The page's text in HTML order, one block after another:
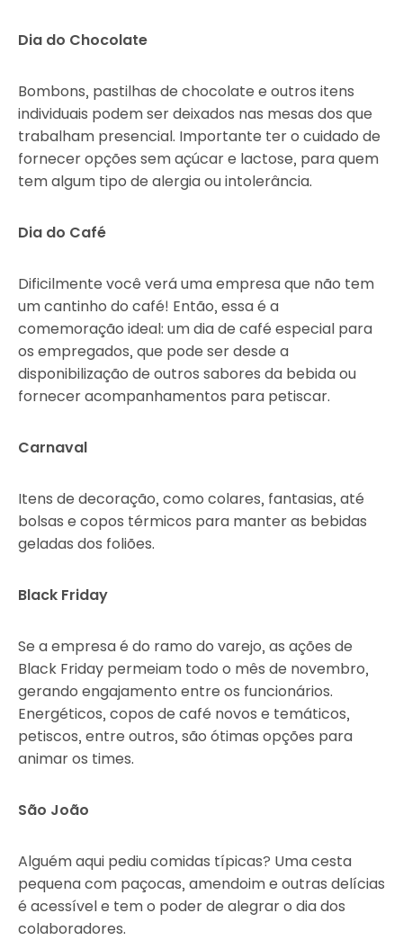
Dia do Chocolate
Bombons, pastilhas de chocolate e outros itens
individuais podem ser deixados nas mesas dos que
trabalham presencial. Importante ter o cuidado de
fornecer opções sem açúcar e lactose, para quem
tem algum tipo de alergia ou intolerância.
Dia do Café
Dificilmente você verá uma empresa que não tem
um cantinho do café! Então, essa é a
comemoração ideal: um dia de café especial para
os empregados, que pode ser desde a
disponibilização de outros sabores da bebida ou
fornecer acompanhamentos para petiscar.
Carnaval
Itens de decoração, como colares, fantasias, até
bolsas e copos térmicos para manter as bebidas
geladas dos foliões.
Black Friday
Se a empresa é do ramo do varejo, as ações de
Black Friday permeiam todo o mês de novembro,
gerando engajamento entre os funcionários.
Energéticos, copos de café novos e temáticos,
petiscos, entre outros, são ótimas opções para
animar os times.
São João
Alguém aqui pediu comidas típicas? Uma cesta
pequena com paçocas, amendoim e outras delícias
é acessível e tem o poder de alegrar o dia dos
colaboradores.